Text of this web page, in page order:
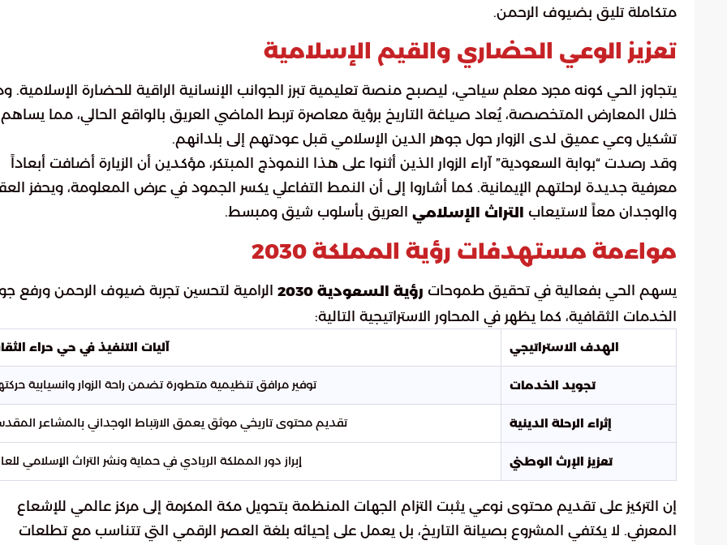
متكاملة تليق بضيوف الرحمن.
تعزيز الوعي الحضاري والقيم الإسلامية
يتجاوز الحي كونه مجرد معلم سياحي، ليصبح منصة تعليمية تبرز الجوانب الإنسانية الراقية للحضارة الإسلامية.
خلال المعارض المتخصصة، يُعاد صياغة التاريخ برؤية معاصرة تربط الماضي العريق بالواقع الحالي، مما
تشكيل وعي عميق لدى الزوار حول جوهر الدين الإسلامي قبل عودتهم إلى بلدانهم.
وقد رصدت “بوابة السعودية” آراء الزوار الذين أثنوا على هذا النموذج المبتكر، مؤكدين أن الزيارة أضافت أبعاداً
معرفية جديدة لرحلتهم الإيمانية. كما أشاروا إلى أن النمط التفاعلي يكسر الجمود في عرض المعلومة، ويحفز
والوجدان معاً لاستيعاب
التراث الإسلامي العريق بأسلوب شيق ومبسط.
مواءمة مستهدفات رؤية المملكة 2030
يسهم الحي بفعالية في تحقيق طموحات رؤية السعودية 2030
الرامية لتحسين تجربة ضيوف الرحمن ورفع
الخدمات الثقافية، كما يظهر في المحاور الاستراتيجية التالية:
الهدف الاستراتيجي آليات التنفيذ في حي حراء
تجويد الخدمات توفير مرافق تنظيمية متطورة تضمن راحة الزوار وانسيابية
إثراء الرحلة الدينية تقديم محتوى تاريخي موثق يعمق الارتباط الوجداني بالمشاعر
تعزيز الإرث الوطني إبراز دور المملكة الريادي في حماية ونشر التراث الإسلامي
إن التركيز على تقديم محتوى نوعي يثبت التزام الجهات المنظمة بتحويل مكة المكرمة إلى مركز عالمي للإشعاع
المعرفي. لا يكتفي المشروع بصيانة التاريخ، بل يعمل على إحيائه بلغة العصر الرقمي التي تتناسب مع تطلعات